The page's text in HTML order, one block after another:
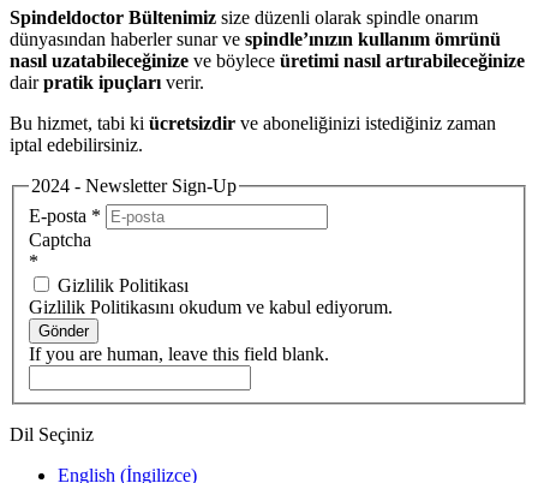
Spindeldoctor Bültenimiz size düzenli olarak spindle onarım
dünyasından haberler sunar ve spindle’ınızın kullanım ömrünü
nasıl uzatabileceğinize ve böylece üretimi nasıl artırabileceğinize
dairpratik ipuçları verir.
Bu hizmet, tabi ki ücretsizdir ve aboneliğinizi istediğiniz zaman
iptal edebilirsiniz.
2024 - Newsletter Sign-Up
E-posta *
Captcha
*
Gizlilik Politikası
Gizlilik Politikasını okudum ve kabul ediyorum.
Gönder
If you are human, leave this field blank.
Dil Seçiniz
English (İngilizce)